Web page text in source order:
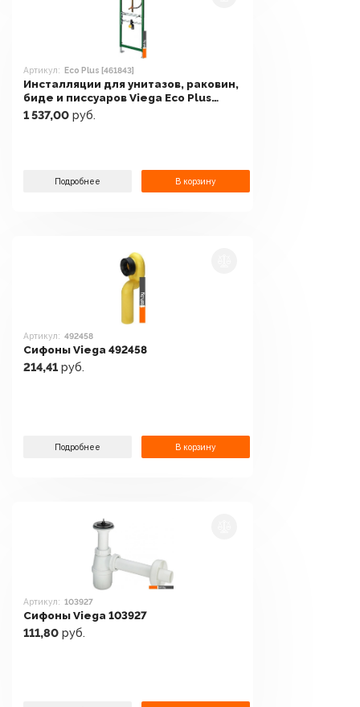
Артикул: Eco Plus [461843]
Инсталляции для унитазов, раковин,
биде и писсуаров Viega Eco Plus
[461843]
1 537,00 руб.
Подробнее В корзину
Артикул: 492458
Сифоны Viega 492458
214,41 руб.
Подробнее В корзину
Артикул: 103927
Сифоны Viega 103927
111,80 руб.